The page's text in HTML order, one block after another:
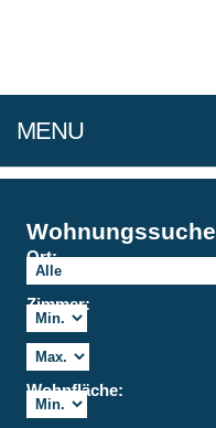
MENU
Wohnungssuche
Ort:
Zimmer:
Wohnfläche: